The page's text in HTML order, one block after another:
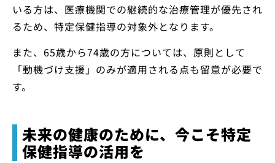
いる方は、医療機関での継続的な治療管理が優先され
るため、特定保健指導の対象外となります。
また、65歳から74歳の方については、原則として
「動機づけ支援」のみが適用される点も留意が必要で
す。
未来の健康のために、今こそ特定
保健指導の活用を